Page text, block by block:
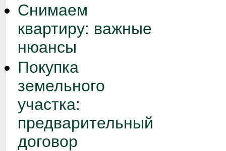
Снимаем
квартиру: важные
нюансы
Покупка
земельного
участка:
предварительный
договор